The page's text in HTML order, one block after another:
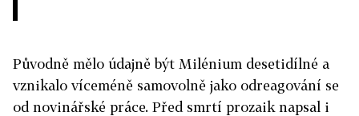
Původně mělo údajně být Milénium desetidílné a
vznikalo víceméně samovolně jako odreagování se
od novinářské práce. Před smrtí prozaik napsal i